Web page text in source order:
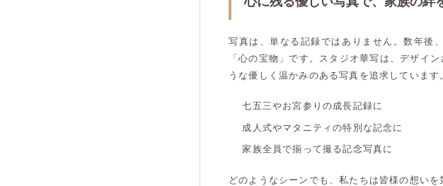
写真は、単なる記録ではありません。数年後
「心の宝物」です。スタジオ華写は、デザイ
うな優しく温かみのある写真を追求しています
七五三やお宮参りの成長記録に
成人式やマタニティの特別な記念に
家族全員で揃って撮る記念写真に
どのようなシーンでも、私たちは皆様の想い